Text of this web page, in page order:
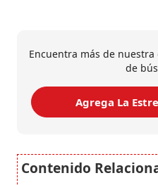
Encuentra más de
de
Agrega La